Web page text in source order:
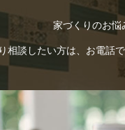
家づくりのお悩
相談したい方は、お電話